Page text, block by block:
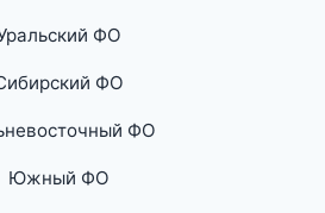
ФО
ФО
ФО
Южный ФО